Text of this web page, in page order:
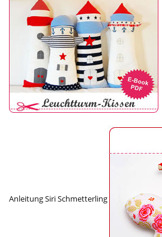
Anleitung Siri Schmetterling